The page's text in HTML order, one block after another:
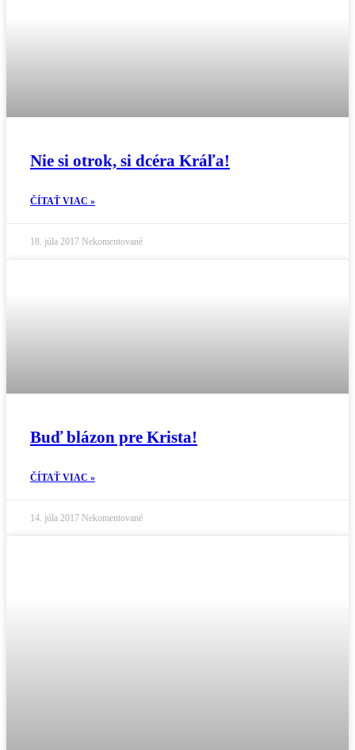
Nie si otrok, si dcéra Kráľa!
ČÍTAŤ VIAC »
18. júla 2017 Nekomentované
Buď blázon pre Krista!
ČÍTAŤ VIAC »
14. júla 2017 Nekomentované